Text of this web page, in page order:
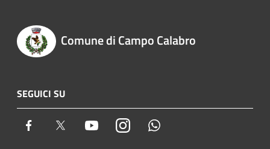
Comune di Campo Calabro
SEGUICI SU
Facebook Twitter YoutubeInstagram